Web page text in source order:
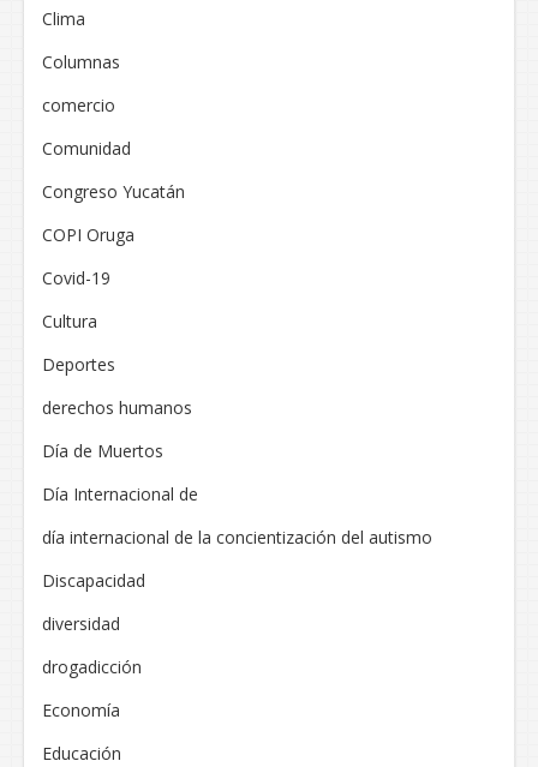
Clima
Columnas
comercio
Comunidad
Congreso Yucatán
COPI Oruga
Covid-19
Cultura
Deportes
derechos humanos
Día de Muertos
Día Internacional de
día internacional de la concientización del autismo
Discapacidad
diversidad
drogadicción
Economía
Educación